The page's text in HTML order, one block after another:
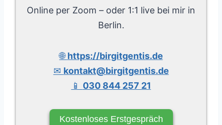
Online per Zoom – oder 1:1 live bei mir in
Berlin.
🌐https://birgitgentis.de
✉ kontakt@birgitgentis.de
📱 030 844 257 21
Kostenloses Erstgespräch